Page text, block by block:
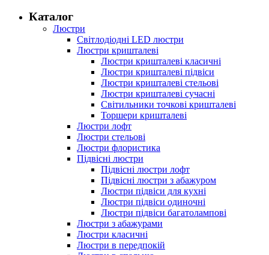
Каталог
Люстри
Світлодіодні LED люстри
Люстри кришталеві
Люстри кришталеві класичні
Люстри кришталеві підвіси
Люстри кришталеві стельові
Люстри кришталеві сучасні
Світильники точкові кришталеві
Торшери кришталеві
Люстри лофт
Люстри стельові
Люстри флористика
Підвісні люстри
Підвісні люстри лофт
Підвісні люстри з абажуром
Люстри підвіси для кухні
Люстри підвіси одиночні
Люстри підвіси багатолампові
Люстри з абажурами
Люстри класичні
Люстри в передпокій